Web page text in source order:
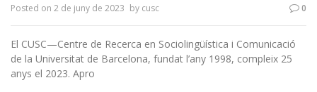
Posted on 2 de juny de 2023 by cusc 0
El CUSC—Centre de Recerca en Sociolingüística i Comunicació
de la Universitat de Barcelona, fundat l’any 1998, compleix 25
anys el 2023. Apro